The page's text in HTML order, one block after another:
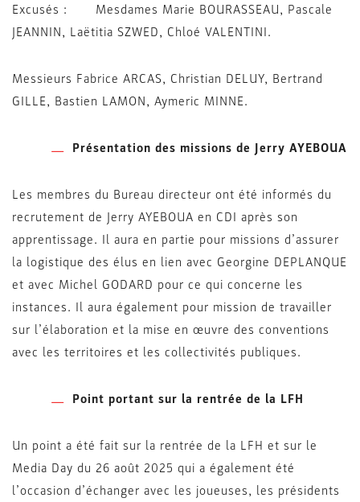
Excusés : Mesdames Marie BOURASSEAU, Pascale
JEANNIN, Laëtitia SZWED, Chloé VALENTINI.
Messieurs Fabrice ARCAS, Christian DELUY, Bertrand
GILLE, Bastien LAMON, Aymeric MINNE.
Présentation des missions de Jerry AYEBOUA
Les membres du Bureau directeur ont été informés du
recrutement de Jerry AYEBOUA en CDI après son
apprentissage. Il aura en partie pour missions d’assurer
la logistique des élus en lien avec Georgine DEPLANQUE
et avec Michel GODARD pour ce qui concerne les
instances. Il aura également pour mission de travailler
sur l’élaboration et la mise en œuvre des conventions
avec les territoires et les collectivités publiques.
Point portant sur la rentrée de la LFH
Un point a été fait sur la rentrée de la LFH et sur le
Media Day du 26 août 2025 qui a également été
l’occasion d’échanger avec les joueuses, les présidents